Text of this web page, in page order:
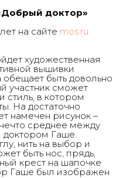
доктор»
на сайте mos.ru
художественная
вышивки
быть довольно
участник сможет
стиль, в котором
На достаточно
намечен рисунок –
среднее между
доктором Гаше.
нить на выбор и
быть нос, прядь,
крест на шапочке
Гаше был изображен